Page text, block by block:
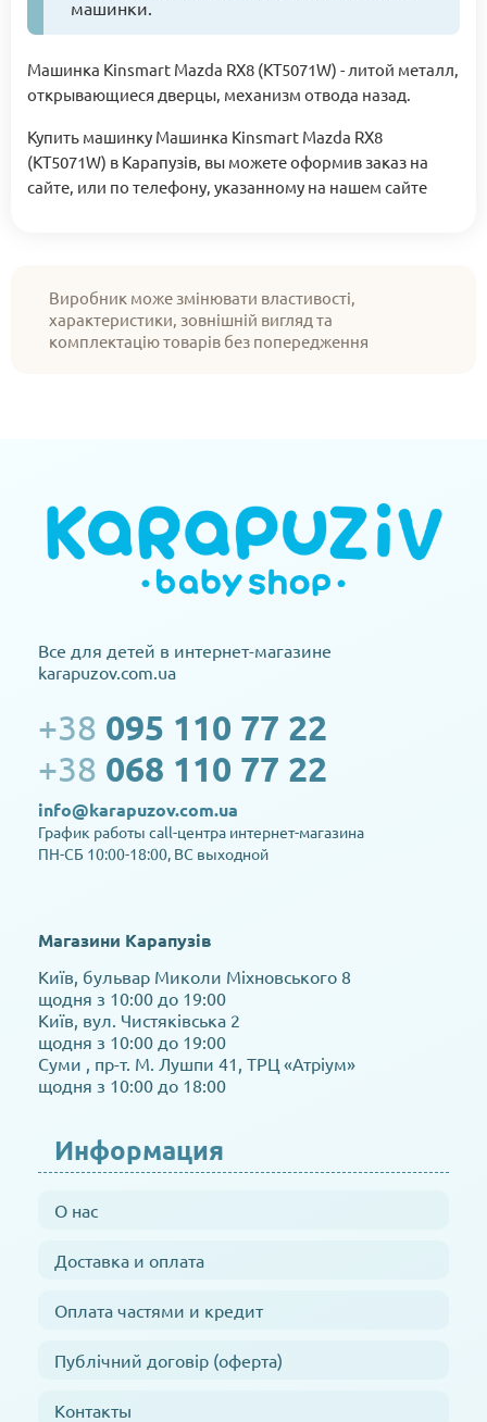
машинки.
Машинка Kinsmart Mazda RX8 (KT5071W) - литой металл,
открывающиеся дверцы, механизм отвода назад.
Купить машинку Машинка Kinsmart Mazda RX8
(KT5071W) в Карапузів, вы можете оформив заказ на
сайте, или по телефону, указанному на нашем сайте
Виробник може змінювати властивості,
характеристики, зовнішній вигляд та
комплектацію товарів без попередження
Все для детей в интернет-магазине
karapuzov.com.ua
+38 095 110 77 22
+38 068 110 77 22
info@karapuzov.com.ua
График работы call-центра интернет-магазина
ПН-СБ 10:00-18:00, ВС выходной
Магазини Карапузів
Київ, бульвар Миколи Міхновського 8
щодня з 10:00 до 19:00
Київ, вул. Чистяківська 2
щодня з 10:00 до 19:00
Суми , пр-т. М. Лушпи 41, ТРЦ «Атріум»
щодня з 10:00 до 18:00
Информация
О нас
Доставка и оплата
Оплата частями и кредит
Публічний договір (оферта)
Контакты